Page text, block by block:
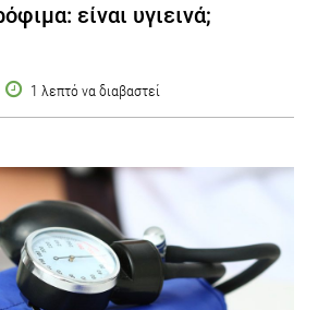
είναι υγιεινά;
1 λεπτό να διαβαστεί